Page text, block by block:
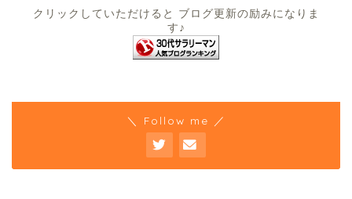
クリックしていただけると ブログ更新の励みになりま
す♪
＼ Follow me ／